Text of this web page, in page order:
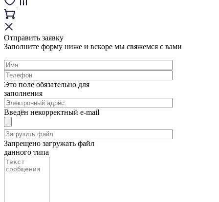
Отправить заявку
Заполните форму ниже и вскоре мы свяжемся с вами
Это поле обязательно для
заполнения
Введён некорректный e-mail
Запрещено загружать файл
данного типа